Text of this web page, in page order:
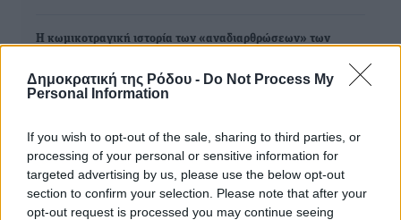
Δημοκρατική της Ρόδου - Do Not Process My
Personal Information
If you wish to opt-out of the sale, sharing to third parties, or
processing of your personal or sensitive information for
targeted advertising by us, please use the below opt-out
section to confirm your selection. Please note that after your
opt-out request is processed you may continue seeing
Η κωμικοτραγική ιστορία των «αναδιαρθρώσεων» των
ΔΙΑΒΑΣΕ ΕΠΙΣΗΣ